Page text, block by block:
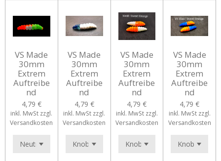
VS Made
30mm
Extrem
Auftreibe
nd
4,79 €
inkl. MwSt zzgl.
Versandkosten
VS Made
30mm
Extrem
Auftreibe
nd
4,79 €
inkl. MwSt zzgl.
Versandkosten
VS Made
30mm
Extrem
Auftreibe
nd
4,79 €
inkl. MwSt zzgl.
Versandkosten
VS Made
30mm
Extrem
Auftreibe
nd
4,79 €
inkl. MwSt zzgl.
Versandkosten